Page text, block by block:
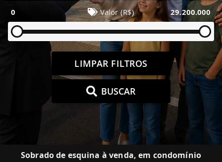
0 Valor (R$) 29.200.000
LIMPAR FILTROS
BUSCAR
Sobrado de esquina à venda, em condomínio